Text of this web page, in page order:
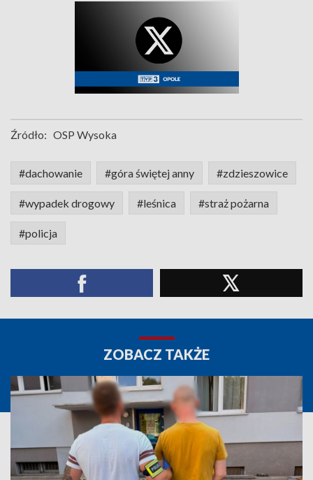
Źródło: OSP Wysoka
#dachowanie #góra świętej anny #zdzieszowice
#wypadek drogowy #leśnica #straż pożarna
#policja
ZOBACZ TAKŻE